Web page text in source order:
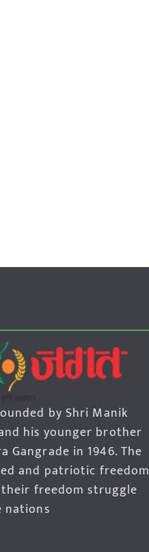
by Shri Manik
his younger brother
Gangrade in 1946. The
and patriotic freedom
freedom struggle
nations